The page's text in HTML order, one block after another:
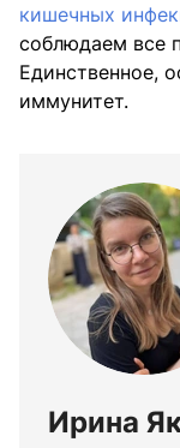
кишечных
соблюдаем все
Единственное,
иммунитет.
Ирина